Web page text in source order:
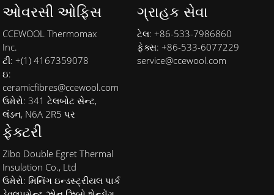
ઓવરસી ઓફિસ
CCEWOOL Thermomax
Inc.
ટી: +(1) 4167359078
ઇ:
ceramicfibres@ccewool.com
ઉમેરો: 341 ટેલબોટ સેન્ટ,
લંડન, N6A 2R5 પર
ગ્રાહક સેવા
ટેલ: +86-533-7986860
ફેક્સ: +86-533-6077229
service@ccewool.com
ફેક્ટરી
Zibo Double Egret Thermal
Insulation Co., Ltd
ઉમેરો: મિનિંગ ઇન્ડસ્ટ્રીયલ પાર્ક